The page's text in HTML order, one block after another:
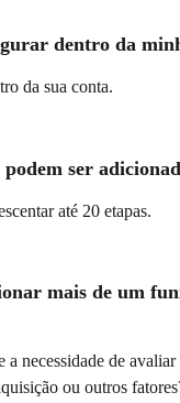
dentro da
da sua conta.
ser
até 20 etapas.
mais de um
ou outros